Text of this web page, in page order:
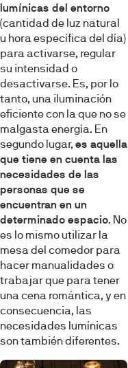
lumínicas del entorno
(cantidad de luz natural
u hora específica del día)
para activarse, regular
su intensidad o
desactivarse. Es, por lo
tanto, una iluminación
eficiente con la que no se
malgasta energía. En
segundo lugar, es aquella
que tiene en cuenta las
necesidades de las
personas que se
encuentran en un
determinado espacio. No
es lo mismo utilizar la
mesa del comedor para
hacer manualidades o
trabajar que para tener
una cena romántica, y en
consecuencia, las
necesidades lumínicas
son también diferentes.